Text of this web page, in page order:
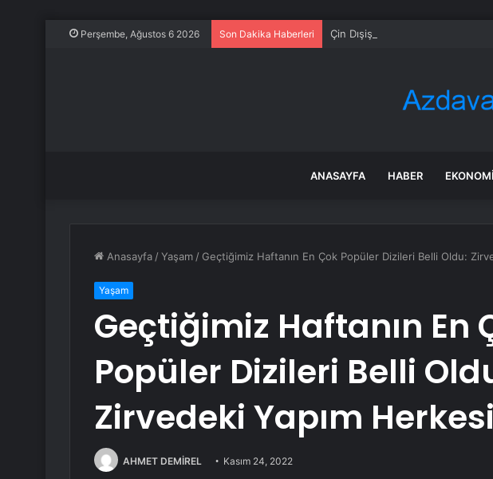
Perşembe, Ağustos 6 2026 Son Dakika Haberleri Çin Dışişleri Bakanı Wang, BM
ANASAYFA HABER EKONOMI
Anasayfa /Yaşam / Geçtiğimiz Haftanın En Çok Popüler Dizileri Belli Oldu:
Yaşam
Geçtiğimiz Haftanın En
Popüler Dizileri Belli
Zirvedeki Yapım
AHMET DEMİREL Kasım 24, 2022